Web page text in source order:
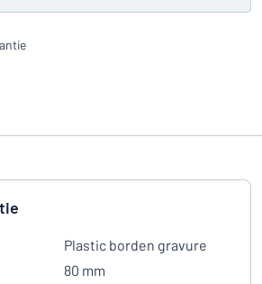
Plastic borden gravure
80 mm